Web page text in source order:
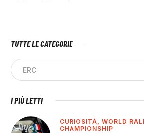
TUTTE LE CATEGORIE
I PIÙ LETTI
CURIOSITÀ,WORLD
CHAMPIONSHIP